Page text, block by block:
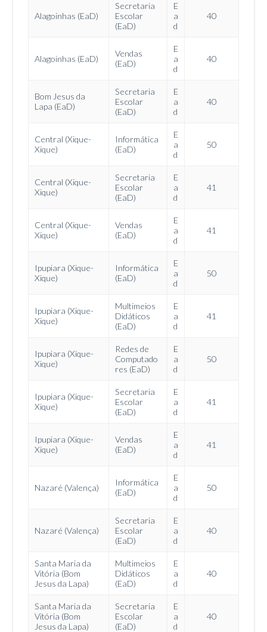
Alagoinhas (EaD)
Secretaria
Escolar
(EaD)
E
a
d
40
Alagoinhas (EaD)
Vendas
(EaD)
E
a
d
40
Bom Jesus da
Lapa (EaD)
Secretaria
Escolar
(EaD)
E
a
d
40
Central (Xique-
Xique)
Informática
(EaD)
E
a
d
50
Central (Xique-
Xique)
Secretaria
Escolar
(EaD)
E
a
d
41
Central (Xique-
Xique)
Vendas
(EaD)
E
a
d
41
Ipupiara (Xique-
Xique)
Informática
(EaD)
E
a
d
50
Ipupiara (Xique-
Xique)
Multimeios
Didáticos
(EaD)
E
a
d
41
Ipupiara (Xique-
Xique)
Redes de
Computado
res (EaD)
E
a
d
50
Ipupiara (Xique-
Xique)
Secretaria
Escolar
(EaD)
E
a
d
41
Ipupiara (Xique-
Xique)
Vendas
(EaD)
E
a
d
41
Nazaré (Valença)
Informática
(EaD)
E
a
d
50
Nazaré (Valença)
Secretaria
Escolar
(EaD)
E
a
d
40
Santa Maria da
Vitória (Bom
Jesus da Lapa)
Multimeios
Didáticos
(EaD)
E
a
d
40
Santa Maria da
Vitória (Bom
Jesus da Lapa)
Secretaria
Escolar
(EaD)
E
a
d
40